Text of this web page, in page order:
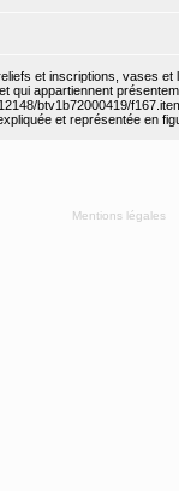
et inscriptions, vases
qui appartiennent
btv1b72000419/
et représentée en
Mentions légales